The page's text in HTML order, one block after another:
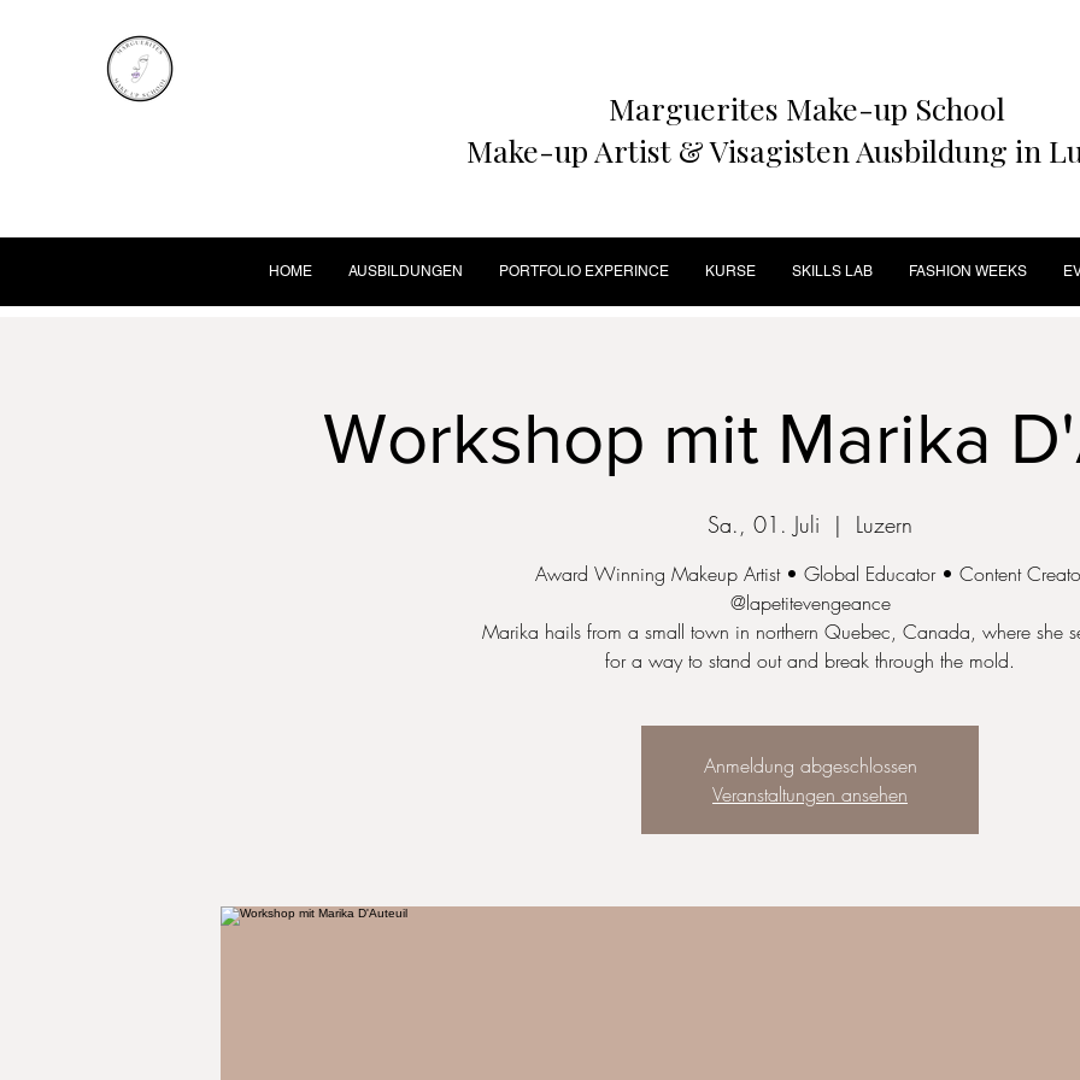
Marguerites Make-up School
Make-up Artist & Visagisten Ausbildung in
HOME AUSBILDUNGEN PORTFOLIO EXPERINCE KURSE SKILLS LAB FASHION WEEKS
Workshop mit Marika
Sa., 01. Juli
  |
Luzern
Award Winning Makeup Artist • Global Educator • Content
@lapetitevengeance
Marika hails from a small town in northern Quebec, Canada, where she
for a way to stand out and break through the mold.
Anmeldung abgeschlossen
Veranstaltungen ansehen